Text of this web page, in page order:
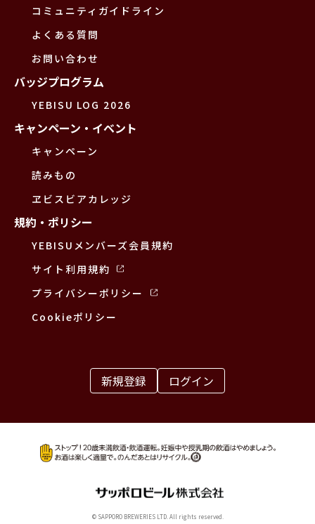
コミュニティガイドライン
よくある質問
お問い合わせ
バッジプログラム
YEBISU LOG 2026
キャンペーン・イベント
キャンペーン
読みもの
ヱビスビアカレッジ
規約・ポリシー
YEBISUメンバーズ会員規約
サイト利用規約
プライバシーポリシー
Cookieポリシー
新規登録 ログイン
© SAPPORO BREWERIES LTD. All rights reserved.